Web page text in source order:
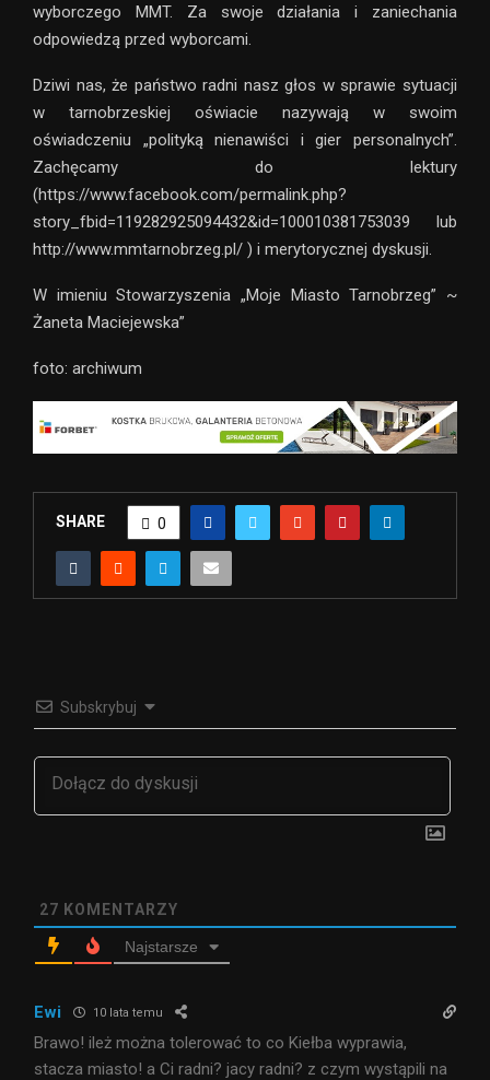
wyborczego MMT. Za swoje działania i zaniechania
odpowiedzą przed wyborcami.
Dziwi nas, że państwo radni nasz głos w sprawie sytuacji
w tarnobrzeskiej oświacie nazywają w swoim
oświadczeniu „polityką nienawiści i gier personalnych”.
Zachęcamy do lektury
(https://www.facebook.com/permalink.php?
story_fbid=119282925094432&id=100010381753039 lub
http://www.mmtarnobrzeg.pl/ ) i merytorycznej dyskusji.
W imieniu Stowarzyszenia „Moje Miasto Tarnobrzeg” ~
Żaneta Maciejewska”
foto: archiwum
SHARE 0
Subskrybuj
27 KOMENTARZY
Najstarsze
Ewi 10 lata temu
Brawo! ileż można tolerować to co Kiełba wyprawia,
stacza miasto! a Ci radni? jacy radni? z czym wystąpili na